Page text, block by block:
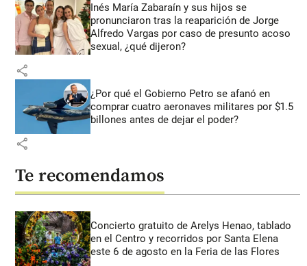
Inés María Zabaraín y sus hijos se
pronunciaron tras la reaparición de Jorge
Alfredo Vargas por caso de presunto acoso
sexual, ¿qué dijeron?
share
¿Por qué el Gobierno Petro se afanó en
comprar cuatro aeronaves militares por $1.5
billones antes de dejar el poder?
share
Te recomendamos
Concierto gratuito de Arelys Henao, tablado
en el Centro y recorridos por Santa Elena
este 6 de agosto en la Feria de las Flores